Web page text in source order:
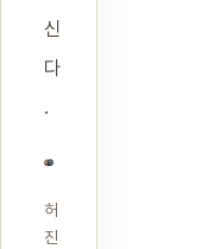
신
다
.
허
진